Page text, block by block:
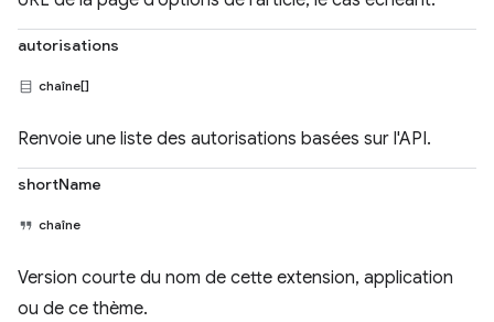
autorisations
chaîne[]
Renvoie une liste des autorisations basées sur l'API.
shortName
chaîne
Version courte du nom de cette extension, application
ou de ce thème.